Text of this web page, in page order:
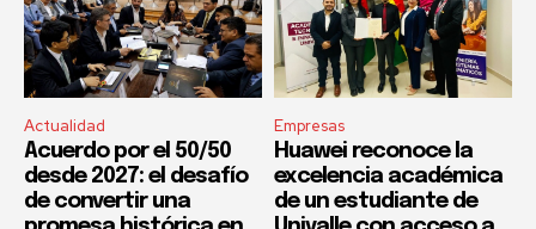
Actualidad
Acuerdo por el 50/50
desde 2027: el desafío
de convertir una
Empresas
Huawei reconoce la
excelencia académica
de un estudiante de